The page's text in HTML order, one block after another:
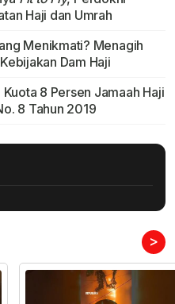
Haji dan Umrah
Menikmati? Menagih
Dam Haji
8 Persen Jamaah Haji
8 Tahun 2019
>